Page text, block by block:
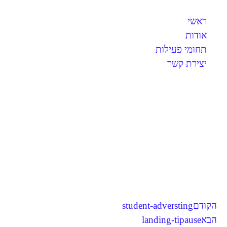
ראשי
אודות
תחומי פעילות
יצירת קשר
הקודםstudent-adversting
הבאlanding-tipause